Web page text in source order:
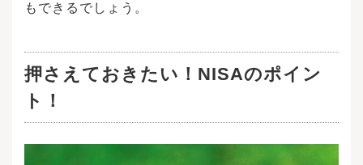
もできるでしょう。
押さえておきたい！NISAのポイン
ト！